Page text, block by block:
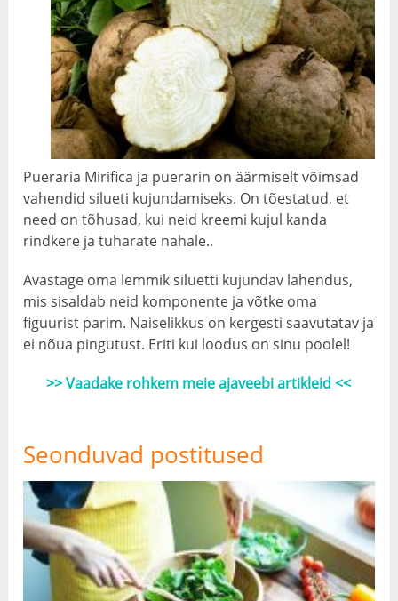
Pueraria Mirifica ja puerarin on äärmiselt võimsad
vahendid silueti kujundamiseks. On tõestatud, et
need on tõhusad, kui neid kreemi kujul kanda
rindkere ja tuharate nahale..
Avastage oma lemmik siluetti kujundav lahendus,
mis sisaldab neid komponente ja võtke oma
figuurist parim. Naiselikkus on kergesti saavutatav ja
ei nõua pingutust. Eriti kui loodus on sinu poolel!
>> Vaadake rohkem meie ajaveebi artikleid <<
Seonduvad postitused